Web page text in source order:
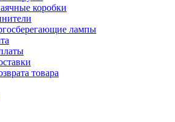
коробки
лампы
товара